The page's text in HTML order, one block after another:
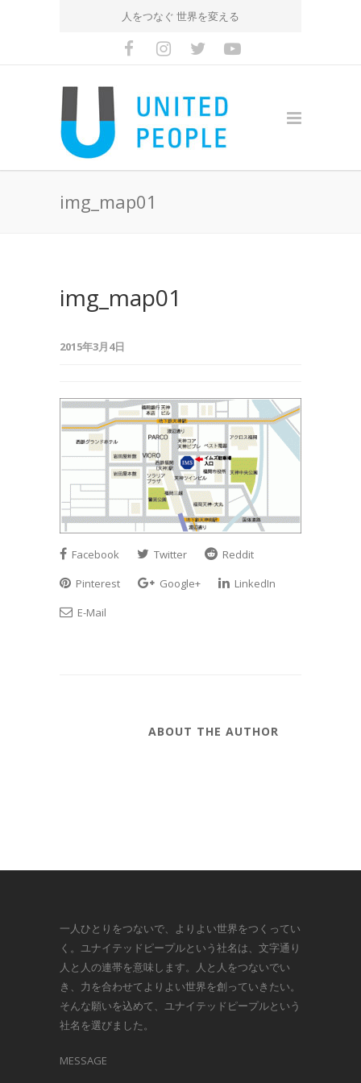
人をつなぐ 世界を変える
img_map01
img_map01
2015年3月4日
Facebook Twitter
Reddit
Pinterest
Google+
LinkedIn
E-Mail
ABOUT THE AUTHOR
一人ひとりをつないで、よりよい世界をつくってい
く。ユナイテッドピープルという社名は、文字通り
人と人の連帯を意味します。人と人をつないでい
き、力を合わせてよりよい世界を創っていきたい。
そんな願いを込めて、ユナイテッドピープルという
社名を選びました。
MESSAGE